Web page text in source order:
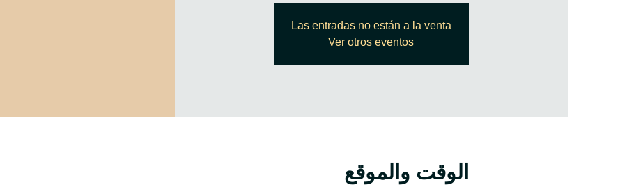
Las entradas no están a la venta
Ver otros eventos
الوقت والموقع